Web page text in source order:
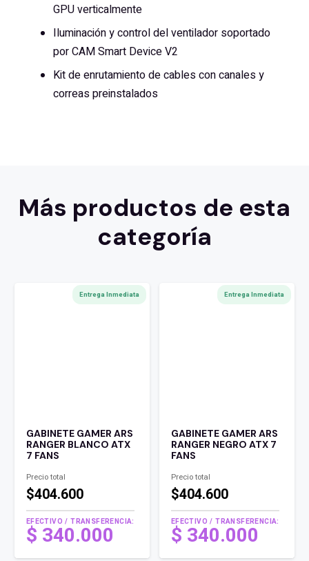
GPU verticalmente
Iluminación y control del ventilador soportado
por CAM Smart Device V2
Kit de enrutamiento de cables con canales y
correas preinstalados
Más productos de esta
categoría
Entrega Inmediata
GABINETE GAMER ARS
RANGER BLANCO ATX
7 FANS
Precio total
$404.600
EFECTIVO / TRANSFERENCIA:
$ 340.000
Entrega Inmediata
GABINETE GAMER ARS
RANGER NEGRO ATX 7
FANS
Precio total
$404.600
EFECTIVO / TRANSFERENCIA:
$ 340.000